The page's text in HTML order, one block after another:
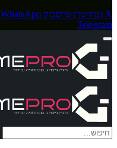
X (טוויטר) פייסבוק WhatsApp
Telegram